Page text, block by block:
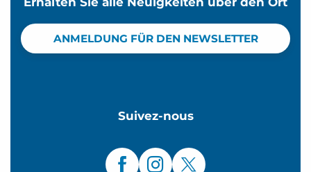
ANMELDUNG FÜR DEN NEWSLETTER
Suivez-nous